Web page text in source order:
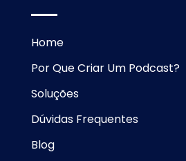
Home
Por Que Criar Um Podcast?
Soluções
Dúvidas Frequentes
Blog